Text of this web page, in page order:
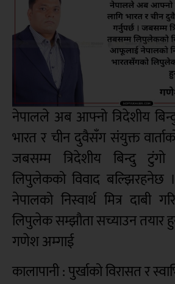
नेपालले अब आफ्नो त्रिदेशीय
भारत र चीन दुवैसँग संयुक्त
जबसम्म त्रिदेशीय बिन्दु
लिपुलेकको विवाद
नेपालको निस्वार्थ मित्र दाबी
लिपुलेक सम्झौता सच्याउन तयार
गणेश अम्गाई
कालापानी : पुर्खाको विरासत र